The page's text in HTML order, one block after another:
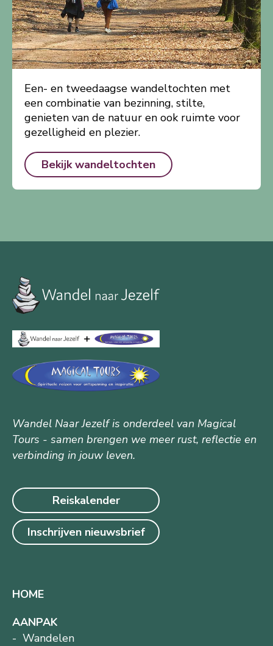
Een- en tweedaagse wandeltochten met
een combinatie van bezinning, stilte,
genieten van de natuur en ook ruimte voor
gezelligheid en plezier.
Bekijk wandeltochten
Wandel Naar Jezelf is onderdeel van Magical
Tours - samen brengen we meer rust, reflectie en
verbinding in jouw leven.
Reiskalender
Inschrijven nieuwsbrief
HOME
AANPAK
Wandelen